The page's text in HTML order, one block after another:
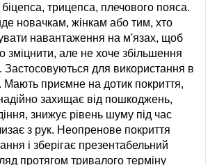
трицепса, плечового пояса.
новачкам, жінкам або тим, хто
навантаження на м'язах, щоб
зміцнити, але не хоче збільшення
Застосовуються для використання в
Мають приємне на дотик покриття,
захищає від пошкоджень,
знижує рівень шуму під час
з рук. Неопренове покриття
і зберігає презентабельний
протягом тривалого терміну